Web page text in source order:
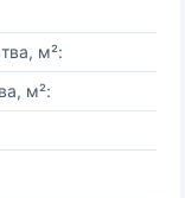
м²:
м²: